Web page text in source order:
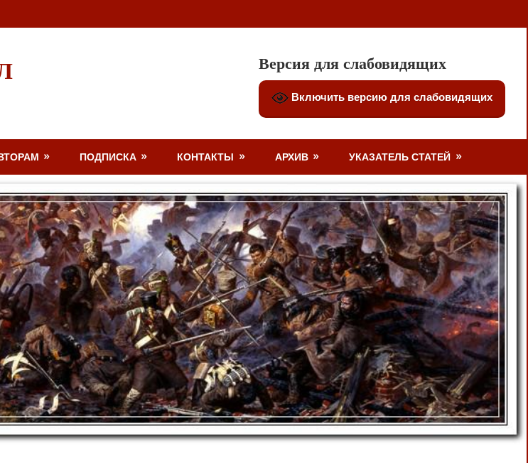
Версия для слабовидящих
Включить версию для слабовидящих
ПОДПИСКА КОНТАКТЫ АРХИВ УКАЗАТЕЛЬ СТАТЕЙ